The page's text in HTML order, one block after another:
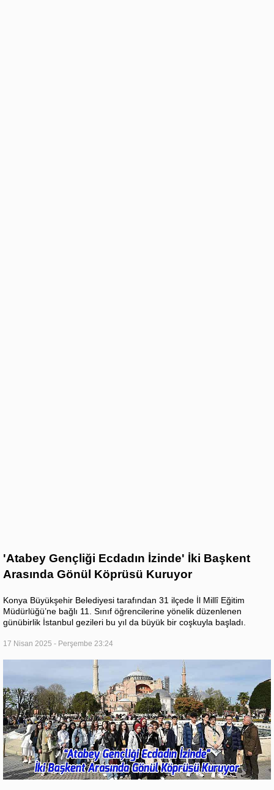
'Atabey Gençliği Ecdadın İzinde' İki Başkent
Arasında Gönül Köprüsü Kuruyor
Konya Büyükşehir Belediyesi tarafından 31 ilçede İl Millî Eğitim
Müdürlüğü’ne bağlı 11. Sınıf öğrencilerine yönelik düzenlenen
günübirlik İstanbul gezileri bu yıl da büyük bir coşkuyla başladı.
17 Nisan 2025 - Perşembe 23:24